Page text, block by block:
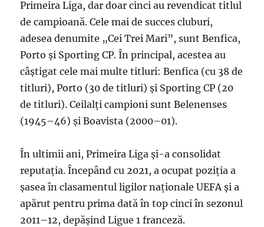
Primeira Liga, dar doar cinci au revendicat titlul
de campioană. Cele mai de succes cluburi,
adesea denumite „Cei Trei Mari”, sunt Benfica,
Porto și Sporting CP. În principal, acestea au
câștigat cele mai multe titluri: Benfica (cu 38 de
titluri), Porto (30 de titluri) și Sporting CP (20
de titluri). Ceilalți campioni sunt Belenenses
(1945–46) și Boavista (2000–01).
În ultimii ani, Primeira Liga și-a consolidat
reputația. Începând cu 2021, a ocupat poziția a
șasea în clasamentul ligilor naționale UEFA și a
apărut pentru prima dată în top cinci în sezonul
2011–12, depășind Ligue 1 franceză.